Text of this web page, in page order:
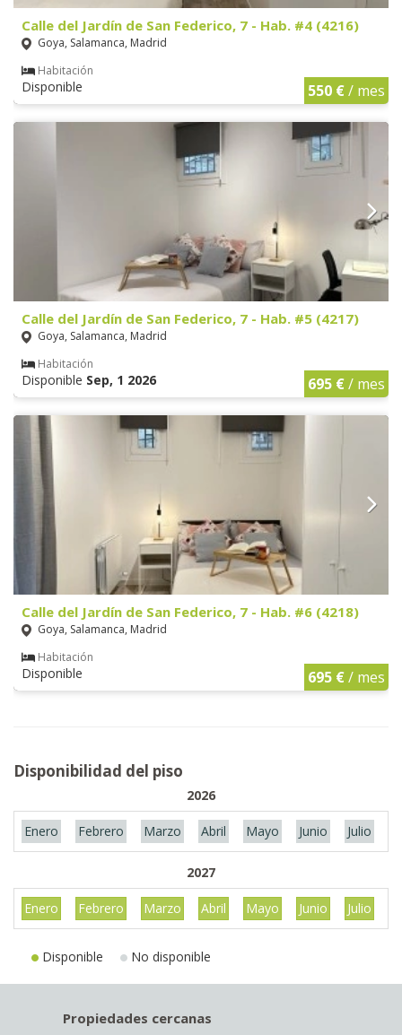
Calle del Jardín de San Federico, 7 - Hab. #4 (4216)
Goya, Salamanca, Madrid
Habitación
Disponible 550 €/ mes
Calle del Jardín de San Federico, 7 - Hab. #5 (4217)
Goya, Salamanca, Madrid
Habitación
Disponible Sep, 1 2026 695 €/ mes
Calle del Jardín de San Federico, 7 - Hab. #6 (4218)
Goya, Salamanca, Madrid
Habitación
Disponible 695 €/ mes
Disponibilidad del piso
2026
Enero Febrero Marzo Abril Mayo Junio Julio
2027
Enero Febrero Marzo Abril Mayo Junio Julio
Disponible No disponible
Propiedades cercanas